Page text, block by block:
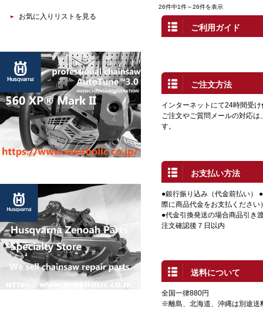
26件中1件～26件を表示
ご利用ガイド
ご注文方法
インターネットにて24時間受
ご注文やご質問メールの対応
す。
お支払い方法
●銀行振り込み（代金前払い）
際に商品代金をお支払ください
●代金引換発送の場合商品引き
注文確認後７日以内
送料について
全国一律880円
※離島、北海道、沖縄は別途送
お気に入りリストを見る